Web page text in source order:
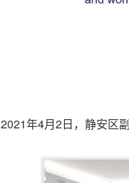
2021年4月2日，静安区